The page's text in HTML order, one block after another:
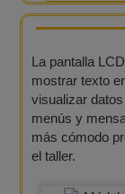
La pantalla
mostrar texto
visualizar
menús y
más cómodo
el taller.